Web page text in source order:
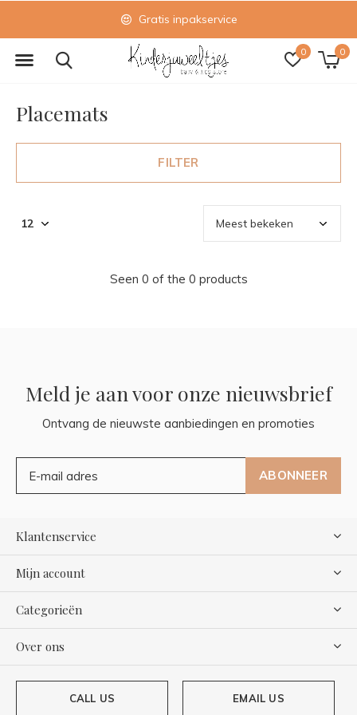
0 0
Gratis inpakservice
Placemats
FILTER
Seen 0 of the 0 products
Meld je aan voor onze nieuwsbrief
Ontvang de nieuwste aanbiedingen en promoties
ABONNEER
Klantenservice
Mijn account
Categorieën
Over ons
CALL US EMAIL US